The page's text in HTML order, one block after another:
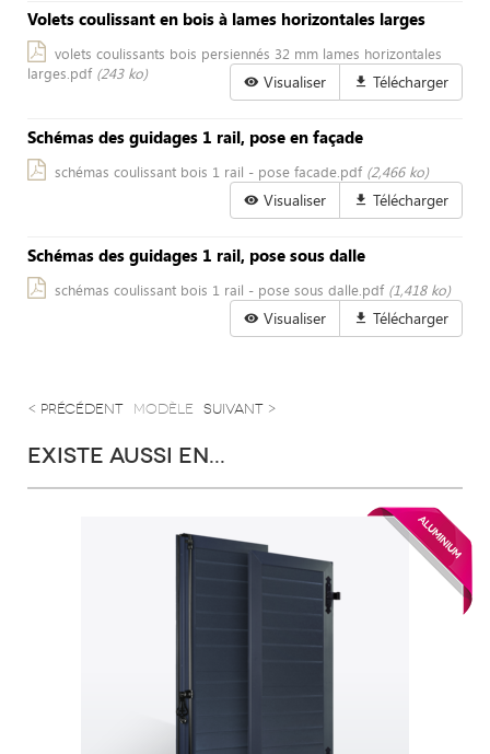
Volets coulissant en bois à lames horizontales larges
volets coulissants bois persiennés 32 mm lames horizontales
larges.pdf (243 ko) Visualiser Télécharger
Schémas des guidages 1 rail, pose en façade
schémas coulissant bois 1 rail - pose facade.pdf (2,466 ko)
Visualiser Télécharger
Schémas des guidages 1 rail, pose sous dalle
schémas coulissant bois 1 rail - pose sous dalle.pdf (1,418 ko)
Visualiser Télécharger
< précédent modèle suivant >
EXISTE AUSSI EN...